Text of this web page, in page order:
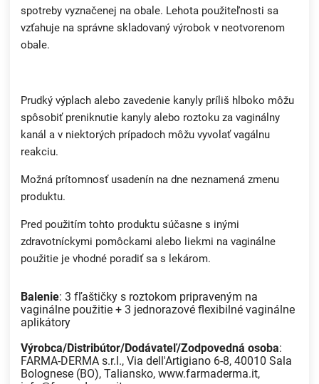
spotreby vyznačenej na obale. Lehota použiteľnosti sa
vzťahuje na správne skladovaný výrobok v neotvorenom
obale.
Prudký výplach alebo zavedenie kanyly príliš hlboko môžu
spôsobiť preniknutie kanyly alebo roztoku za vaginálny
kanál a v niektorých prípadoch môžu vyvolať vagálnu
reakciu.
Možná prítomnosť usadenín na dne neznamená zmenu
produktu.
Pred použitím tohto produktu súčasne s inými
zdravotníckymi pomôckami alebo liekmi na vaginálne
použitie je vhodné poradiť sa s lekárom.
Balenie: 3 fľaštičky s roztokom pripraveným na
vaginálne použitie + 3 jednorazové flexibilné vaginálne
aplikátory
Výrobca/Distribútor/Dodávateľ/Zodpovedná osoba:
FARMA-DERMA s.r.l., Via dell'Artigiano 6-8, 40010 Sala
Bolognese (BO), Taliansko, www.farmaderma.it,